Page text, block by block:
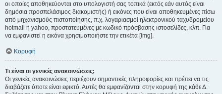
οι οποίες αποθηκεύονται στο υπολογιστή σας τοπικά (εκτός εάν αυτός είναι
δημόσια προσπελάσιμος διακομιστής) ή εικόνες που είναι αποθηκευμένες πίσω
από μηχανισμούς πιστοποίησης, π.χ. λογαριασμοί ηλεκτρονικού ταχυδρομείου
hotmail ή yahoo, προστατευμένες με κωδικό πρόσβασης ιστοσελίδες, κλπ. Για
να εμφανιστεί η εικόνα χρησιμοποιήστε την ετικέτα [img].
Κορυφή
Τι είναι οι γενικές ανακοινώσεις;
Οι γενικές ανακοινώσεις περιέχουν σημαντικές πληροφορίες και πρέπει να τις
διαβάζετε όποτε είναι εφικτό. Αυτές θα εμφανίζονται στην κορυφή της κάθε Δ.